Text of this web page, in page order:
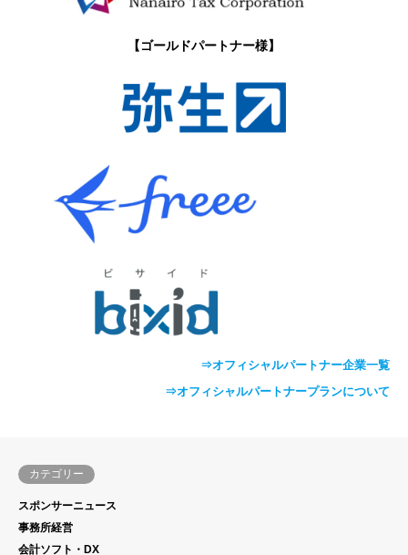
【ゴールドパートナー様】
⇒オフィシャルパートナー企業一覧
⇒オフィシャルパートナープランについて
カテゴリー
スポンサーニュース
事務所経営
会計ソフト・DX